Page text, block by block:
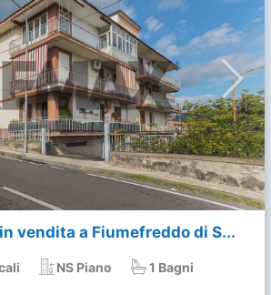
vendita a Fiumefreddo di S...
NS Piano 1 Bagni